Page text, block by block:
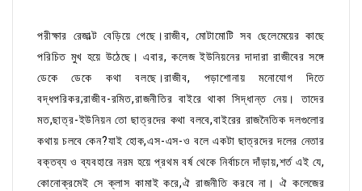
পরীক্ষার রেজাল্ট বেড়িয়ে গেছে।রাজীব, মোটামোটি সব ছেলেমেয়ের কাছে
পরিচিত মুখ হয়ে উঠেছে। এবার, কলেজ ইউনিয়নের দাদারা রাজীবের সঙ্গে
ডেকে ডেকে কথা বলছে।রাজীব, পড়াশোনায় মনোযোগ দিতে
বদ্ধপরিকর;রাজীব-রমিত,রাজনীতির বাইরে থাকা সিদ্ধান্ত নেয়। তাদের
মত,ছাত্র-ইউনিয়ন তো ছাত্রদের কথা বলবে,বাইরের রাজনৈতিক দলগুলোর
কথায় চলবে কেন?যাই হোক,এস-এস-ও বলে একটা ছাত্রদের দলের নেতার
বক্তব্য ও ব্যবহারে নরম হয়ে প্রথম বর্ষ থেকে নির্বাচনে দাঁড়ায়,শর্ত এই যে,
কোনোক্রমেই সে ক্লাস কামাই করে,ঐ রাজনীতি করবে না। ঐ কলেজের